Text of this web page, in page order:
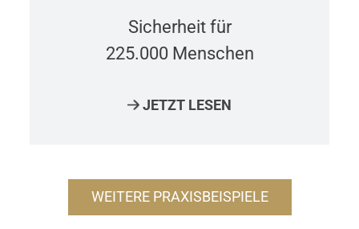
Sicherheit für
225.000 Menschen
JETZT LESEN
WEITERE PRAXISBEISPIELE